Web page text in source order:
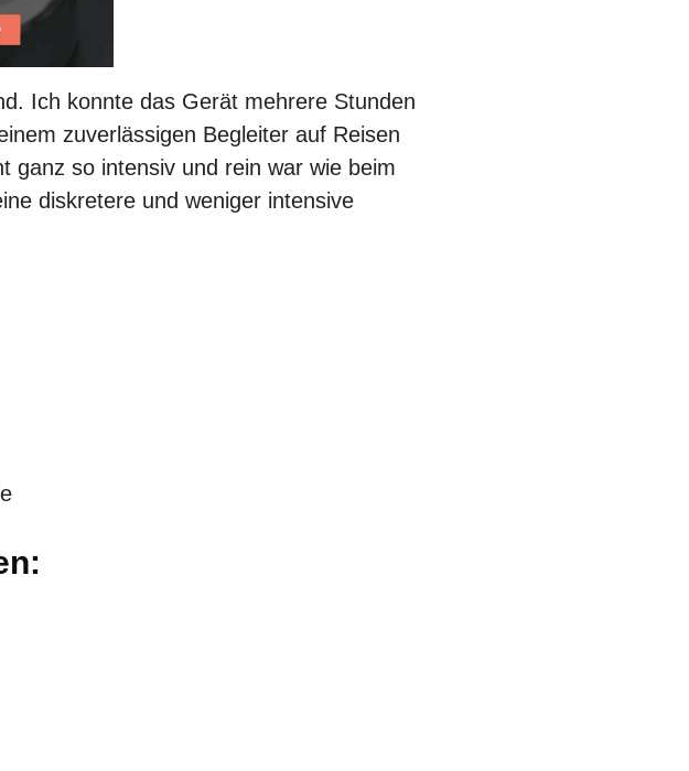
Ich konnte das Gerät mehrere Stunden
zuverlässigen Begleiter auf Reisen
ganz so intensiv und rein war wie beim
diskretere und weniger intensive